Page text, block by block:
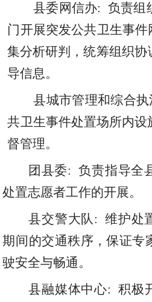
县委网信办: 负责组
门开展突发公共卫生事
集分析研判 ，统筹组织协
导信息。
县城市管理和综合执
共卫生事件处置场所内设
督管理。
团县委: 负责指导全
处置志愿者工作的开展。
县交警大队: 维护处
期间的交通秩序 ，保证专
驶安全与畅通。
县融媒体中心: 积极